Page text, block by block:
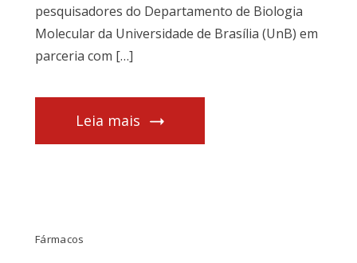
pesquisadores do Departamento de Biologia
Molecular da Universidade de Brasília (UnB) em
parceria com […]
Leia mais
Fármacos